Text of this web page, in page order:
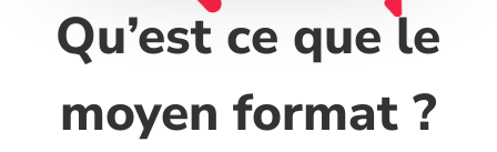
Qu’est ce que le
moyen format ?